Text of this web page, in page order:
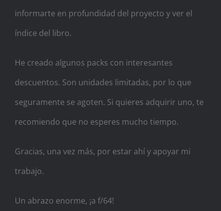
informarte en profundidad del proyecto y ver el
índice del libro.
He creado algunos packs con interesantes
descuentos. Son unidades limitadas, por lo que
seguramente se agoten. Si quieres adquirir uno, te
recomiendo que no esperes mucho tiempo.
Gracias, una vez más, por estar ahí y apoyar mi
trabajo.
Un abrazo enorme, ¡a f/64!